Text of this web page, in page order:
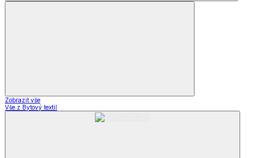
Zobrazit vše
Vše z Bytový textil